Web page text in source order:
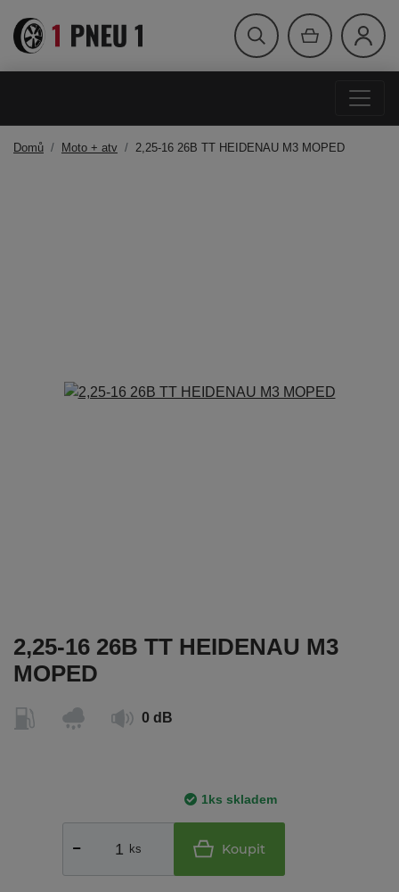
Domů Moto + atv 2,25-16 26B TT HEIDENAU M3 MOPED
2,25-16 26B TT HEIDENAU M3
MOPED
0 dB
1ks skladem
ks Koupit